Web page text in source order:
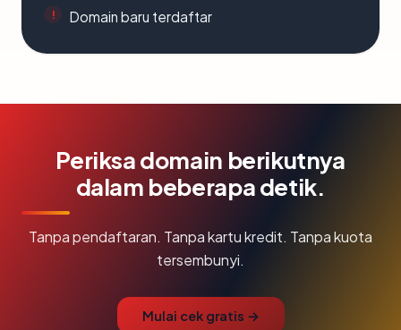
Domain baru terdaftar
Periksa domain berikutnya
dalam beberapa detik.
Tanpa pendaftaran. Tanpa kartu kredit. Tanpa kuota
tersembunyi.
Mulai cek gratis →